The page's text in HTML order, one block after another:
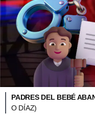
PADRES DEL BEBÉ
O DÍAZ)